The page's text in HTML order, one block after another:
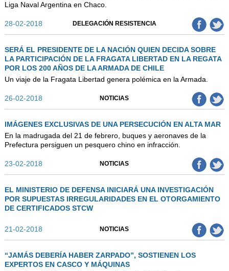
Liga Naval Argentina en Chaco.
28-02-2018 DELEGACIÓN RESISTENCIA
SERÁ EL PRESIDENTE DE LA NACIÓN QUIEN DECIDA SOBRE
LA PARTICIPACIÓN DE LA FRAGATA LIBERTAD EN LA REGATA
POR LOS 200 AÑOS DE LA ARMADA DE CHILE
Un viaje de la Fragata Libertad genera polémica en la Armada.
26-02-2018 NOTICIAS
IMÁGENES EXCLUSIVAS DE UNA PERSECUCIÓN EN ALTA MAR
En la madrugada del 21 de febrero, buques y aeronaves de la
Prefectura persiguen un pesquero chino en infracción.
23-02-2018 NOTICIAS
EL MINISTERIO DE DEFENSA INICIARÁ UNA INVESTIGACIÓN
POR SUPUESTAS IRREGULARIDADES EN EL OTORGAMIENTO
DE CERTIFICADOS STCW
21-02-2018 NOTICIAS
“JAMÁS DEBERÍA HABER ZARPADO”, SOSTIENEN LOS
EXPERTOS EN CASCO Y MÁQUINAS